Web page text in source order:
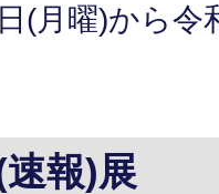
(月曜)から令
報)展